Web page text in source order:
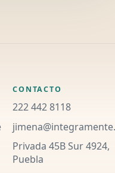
CONTACTO
222 442 8118
Privada 45B Sur 4924,
Puebla